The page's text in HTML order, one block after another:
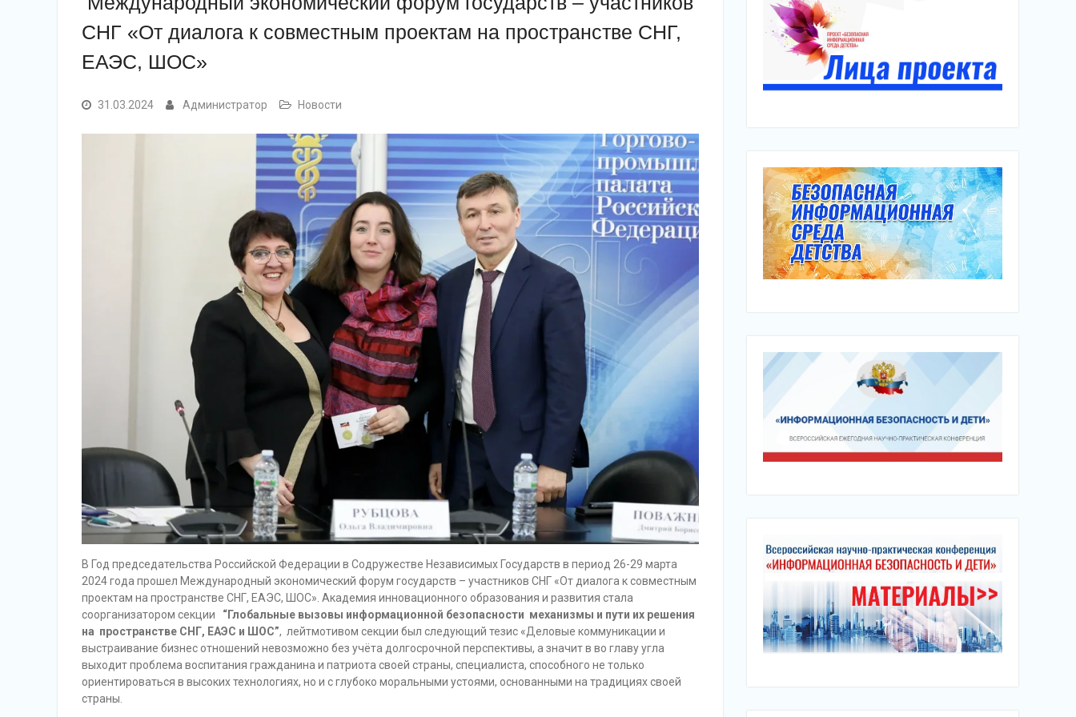
СНГ «От диалога к совместным проектам на пространстве СНГ,
ЕАЭС, ШОС»
31.03.2024 Администратор Новости
В Год председательства Российской Федерации в Содружестве Независимых Государств в период 26-29 марта
2024 года прошел Международный экономический форум государств – участников СНГ «От диалога к совместным
проектам на пространстве СНГ, ЕАЭС, ШОС». Академия инновационного образования и развития стала
соорганизатором секции
“Глобальные вызовы информационной безопасности механизмы и пути их решения
на пространстве СНГ, ЕАЭС и ШОС”, лейтмотивом секции был следующий тезис «Деловые коммуникации и
выстраивание бизнес отношений невозможно без учёта долгосрочной перспективы, а значит в во главу угла
выходит проблема воспитания гражданина и патриота своей страны, специалиста, способного не только
ориентироваться в высоких технологиях, но и с глубоко моральными устоями, основанными на традициях своей
страны.